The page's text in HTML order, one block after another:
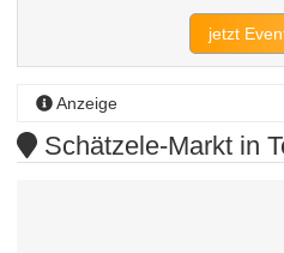
jetzt
Anzeige
Schätzele-Markt in